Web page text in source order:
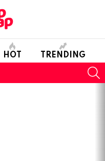
HOT TRENDING